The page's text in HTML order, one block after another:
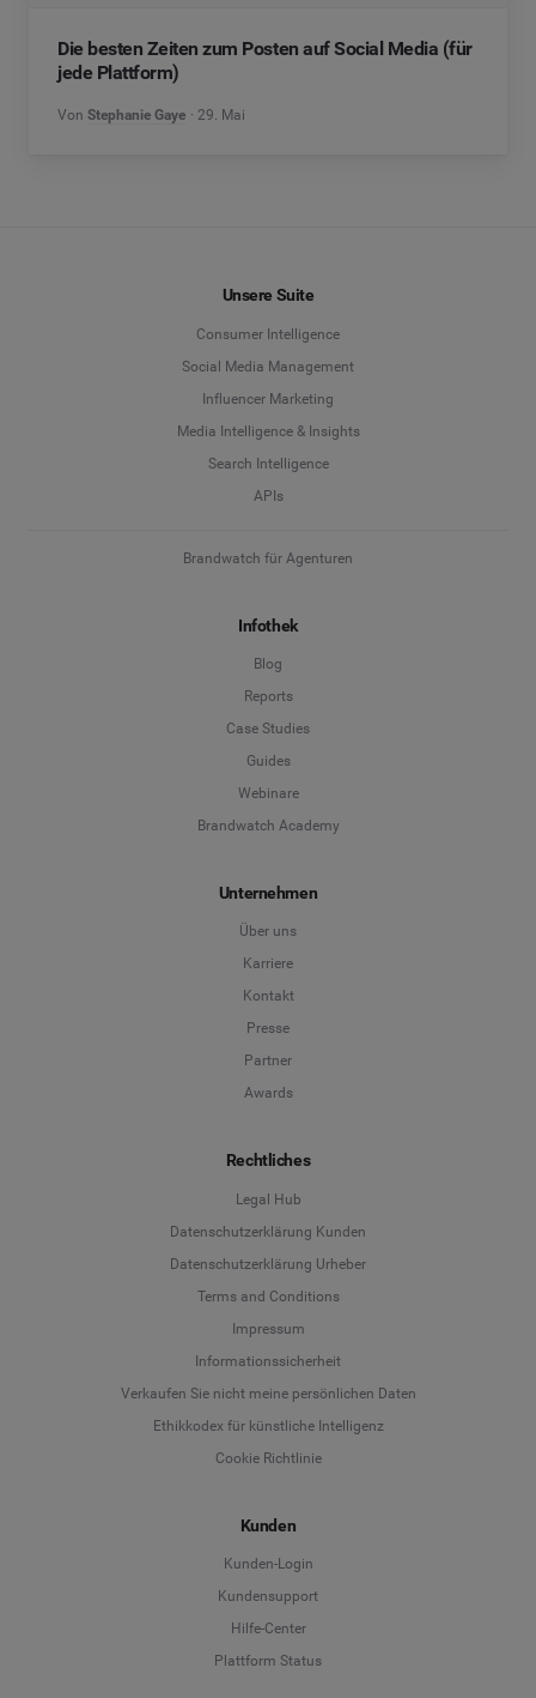
Die besten Zeiten zum Posten auf Social Media (für
jede Plattform)
Von Stephanie Gaye 29. Mai
Unsere Suite
Consumer Intelligence
Social Media Management
Influencer Marketing
Media Intelligence & Insights
Search Intelligence
APIs
Brandwatch für Agenturen
Infothek
Blog
Reports
Case Studies
Guides
Webinare
Brandwatch Academy
Unternehmen
Über uns
Karriere
Kontakt
Presse
Partner
Awards
Rechtliches
Legal Hub
Datenschutzerklärung Kunden
Datenschutzerklärung Urheber
Terms and Conditions
Impressum
Informationssicherheit
Verkaufen Sie nicht meine persönlichen Daten
Ethikkodex für künstliche Intelligenz
Cookie Richtlinie
Kunden
Kunden-Login
Kundensupport
Hilfe-Center
Plattform Status
Deutsch
English